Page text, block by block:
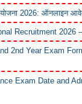
योजना 2026: ऑनलाइन
Recruitment 2026
2nd Year Exam
Exam Date and